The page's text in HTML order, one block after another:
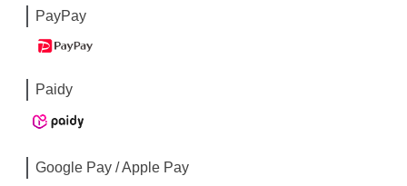
PayPay
Paidy
Google Pay / Apple Pay